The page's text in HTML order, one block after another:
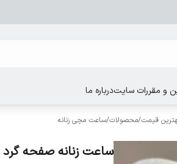
و مقررات سایتدرباره ما
قیمت/محصولات/ساعت مچی زنانه